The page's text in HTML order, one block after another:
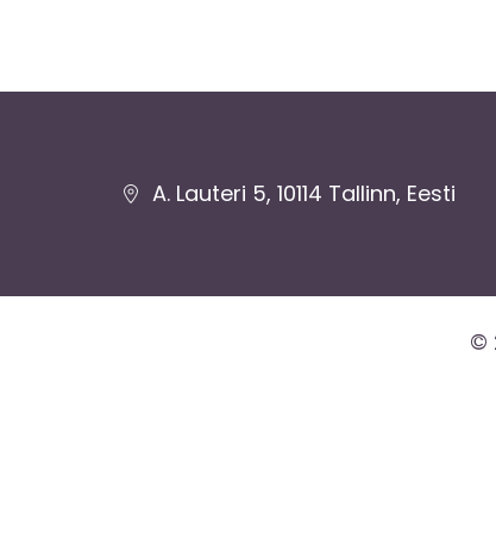
navigatsioonA. Lauteri 5, 10114 Tallinn, Eesti
©